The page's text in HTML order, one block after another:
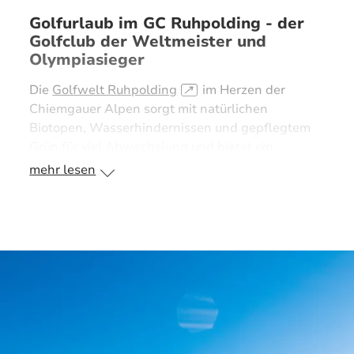
Golfurlaub im GC Ruhpolding - der
Golfclub der Weltmeister und
Olympiasieger
Die Golfwelt Ruhpolding ↗ im Herzen der
Chiemgauer Alpen sorgt mit natürlichen
Biotopen, Wasserhindernissen und gepflegtem
phantastisches Naturerlebnis mit
Programmen ist sie besonders für
Golfinteressierte attraktiv.
mehr lesen